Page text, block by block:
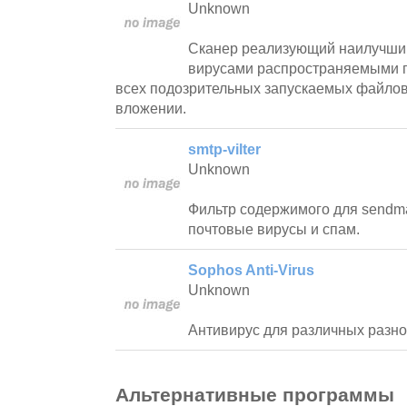
Unknown
Сканер реализующий
вирусами распространяемыми
всех подозрительных запускаемых
вложении.
smtp-vilter
Unknown
Фильтр содержимого для
почтовые вирусы и спам.
Sophos Anti-Virus
Unknown
Антивирус для различных
Альтернативные программы